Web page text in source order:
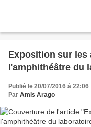
Exposition sur les
l'amphithéâtre du
Publié le 20/07/2016 à 22:06
Par Amis Arago